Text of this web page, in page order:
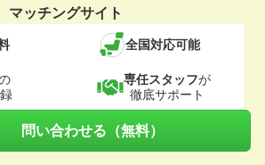
マッチングサイト
全国対応可能
専任スタッフが
徹底サポート
問い合わせる（無料）